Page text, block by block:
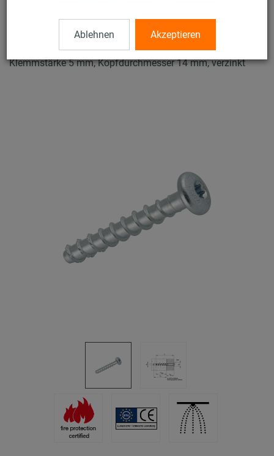
Ablehnen Akzeptieren
Betonschrauben MMS-plus
Betonschraube MMS-plus mit Tellerkopf, 7,5 x 40 mm,
Klemmstärke 5 mm, Kopfdurchmesser 14 mm, verzinkt